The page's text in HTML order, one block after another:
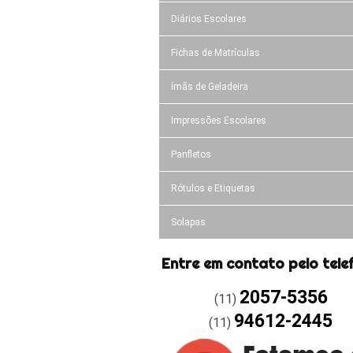
Diários Escolares
Fichas de Matrículas
ímãs de Geladeira
Impressões Escolares
Panfletos
Rótulos e Etiquetas
Solapas
Entre em contato pelo
(11) 2057-5356
(11) 94612-2445